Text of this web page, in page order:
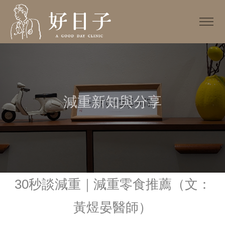
減重新知與分享
30秒談減重｜減重零食推薦（文：
黃煜晏醫師）